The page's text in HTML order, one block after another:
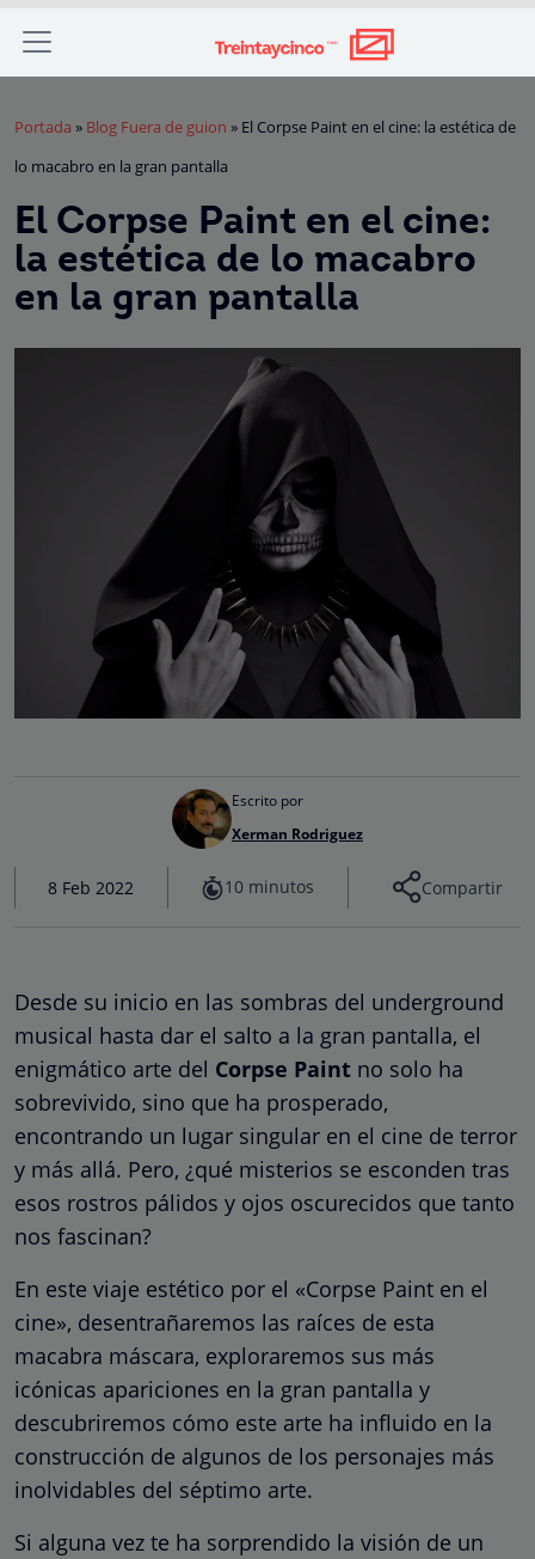
Portada » Blog Fuera de guion » El Corpse Paint en el cine: la estética de
lo macabro en la gran pantalla
El Corpse Paint en el cine:
la estética de lo macabro
en la gran pantalla
Escrito por
Xerman Rodriguez
8 Feb 2022 10 minutos Compartir
Desde su inicio en las sombras del underground
musical hasta dar el salto a la gran pantalla, el
enigmático arte del Corpse Paint no solo ha
sobrevivido, sino que ha prosperado,
encontrando un lugar singular en el cine de terror
y más allá. Pero, ¿qué misterios se esconden tras
esos rostros pálidos y ojos oscurecidos que tanto
nos fascinan?
En este viaje estético por el «Corpse Paint en el
cine», desentrañaremos las raíces de esta
macabra máscara, exploraremos sus más
icónicas apariciones en la gran pantalla y
descubriremos cómo este arte ha influido en la
construcción de algunos de los personajes más
inolvidables del séptimo arte.
Si alguna vez te ha sorprendido la visión de un